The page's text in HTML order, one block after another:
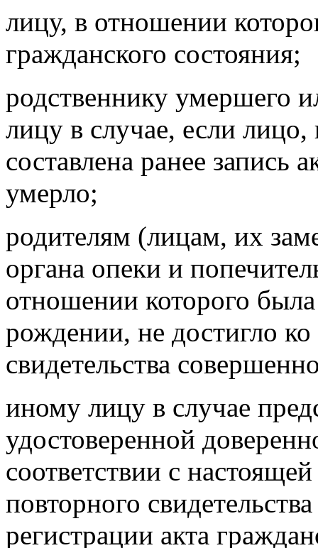
лицу, в отношении
гражданского состояния;
родственнику умершего
лицу в случае, если
составлена ранее запись
умерло;
родителям (лицам, их
органа опеки и
отношении которого была
рождении, не достигло
свидетельства
иному лицу в случае
удостоверенной
соответствии с
повторного
регистрации акта